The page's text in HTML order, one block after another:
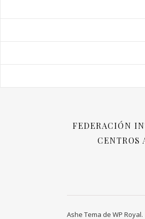
FEDERACIÓN
CENTROS
Ashe Tema de WP Royal.